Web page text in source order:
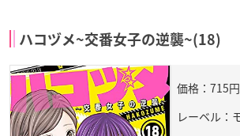
ハコヅメ~交番女子の逆襲~(18)
価格：715
レーベル：